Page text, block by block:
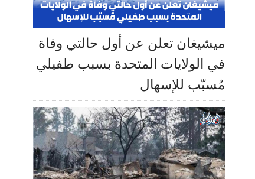
ميشيغان تعلن عن أول حالتي وفاة
في الولايات المتحدة بسبب طفيلي
مُسبّب للإسهال